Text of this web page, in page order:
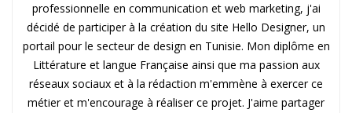
professionnelle en communication et web marketing, j'ai
décidé de participer à la création du site Hello Designer, un
portail pour le secteur de design en Tunisie. Mon diplôme en
Littérature et langue Française ainsi que ma passion aux
réseaux sociaux et à la rédaction m'emmène à exercer ce
métier et m'encourage à réaliser ce projet. J'aime partager